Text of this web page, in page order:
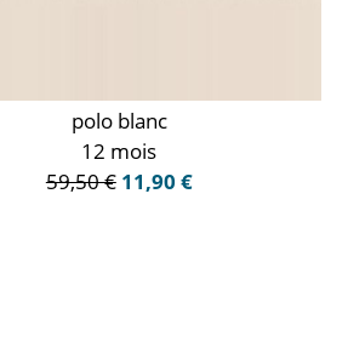
polo blanc
12 mois
59,50 € 11,90 €